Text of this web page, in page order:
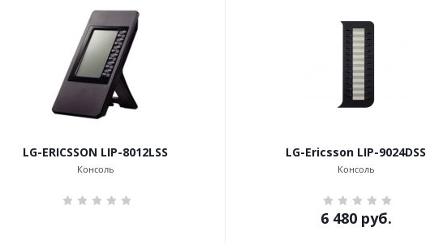
LG-ERICSSON LIP-8012LSS
Консоль
LG-Ericsson LIP-9024DSS
Консоль
6 480руб.